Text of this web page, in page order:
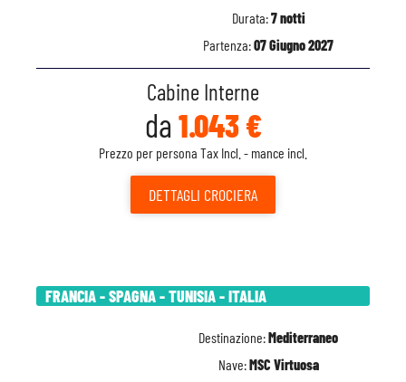
Durata:7 notti
Partenza:07 Giugno 2027
Cabine Interne
da 1.043 €
Prezzo per persona Tax Incl. - mance incl.
DETTAGLI CROCIERA
FRANCIA - SPAGNA - TUNISIA - ITALIA
Destinazione:Mediterraneo
Nave:MSC Virtuosa